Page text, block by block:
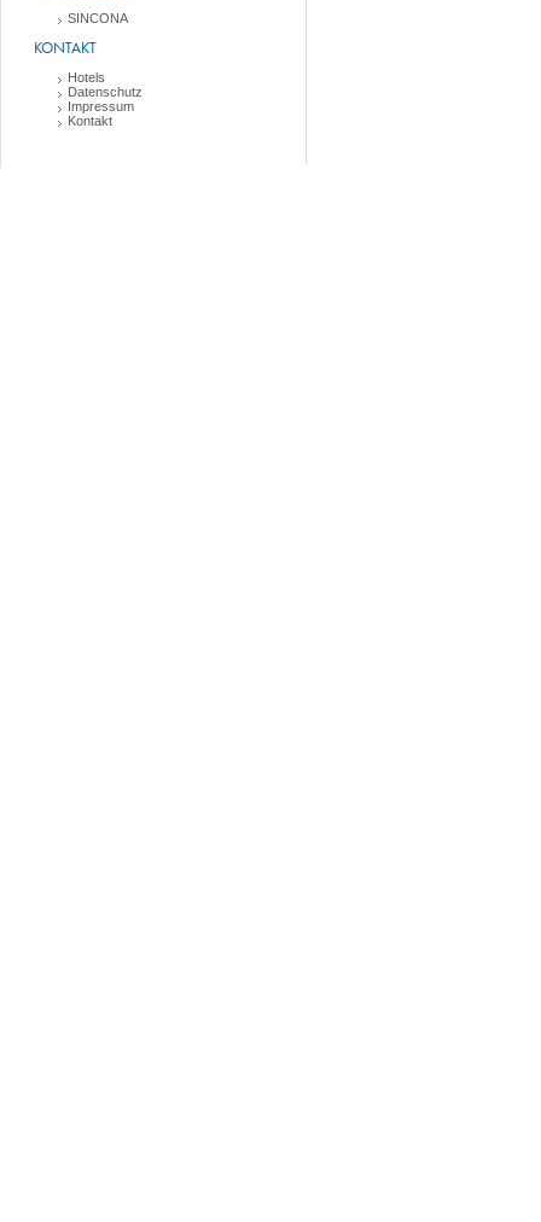
SINCONA
KONTAKT
Hotels
Datenschutz
Impressum
Kontakt